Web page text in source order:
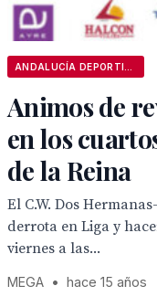
Animos de
en los
de la Reina
El C.W. Dos
derrota en Liga y
viernes a las...
MEGA • hace 15 años